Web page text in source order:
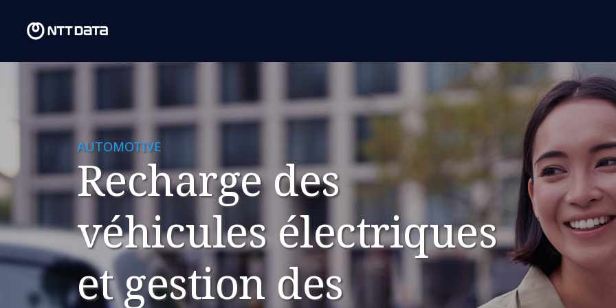
AUTOMOTIVE
​Recharge des
véhicules électriques
et gestion des